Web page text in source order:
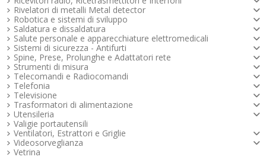
Rivelatori di metalli Metal detector
Robotica e sistemi di sviluppo
Saldatura e dissaldatura
Salute personale e apparecchiature elettromedicali
Sistemi di sicurezza - Antifurti
Spine, Prese, Prolunghe e Adattatori rete
Strumenti di misura
Telecomandi e Radiocomandi
Telefonia
Televisione
Trasformatori di alimentazione
Utensileria
Valigie portautensili
Ventilatori, Estrattori e Griglie
Videosorveglianza
Vetrina